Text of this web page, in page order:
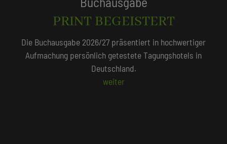
Tagungshotels
QUALITÄTSGEPRÜFT!
Unser Redaktionsteam empfiehlt 250 Tagungshotels, die
persönlich vor Ort geprüft wurden.
Beliebte Suchlisten